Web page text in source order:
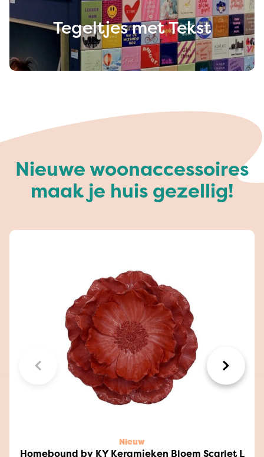
Tegeltjes met Tekst
Nieuwe woonaccessoires
maak je huis gezellig!
Nieuw
Homebound by KY Keramieken Bloem Scarlet L